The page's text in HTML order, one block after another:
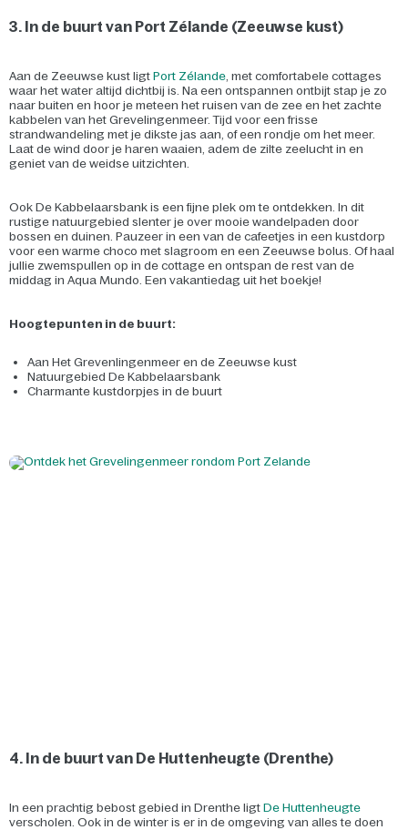
3. In de buurt van Port Zélande (Zeeuwse kust)
Aan de Zeeuwse kust ligt Port Zélande, met comfortabele cottages
waar het water altijd dichtbij is. Na een ontspannen ontbijt stap je zo
naar buiten en hoor je meteen het ruisen van de zee en het zachte
kabbelen van het Grevelingenmeer. Tijd voor een frisse
strandwandeling met je dikste jas aan, of een rondje om het meer.
Laat de wind door je haren waaien, adem de zilte zeelucht in en
geniet van de weidse uitzichten.
Ook De Kabbelaarsbank is een fijne plek om te ontdekken. In dit
rustige natuurgebied slenter je over mooie wandelpaden door
bossen en duinen. Pauzeer in een van de cafeetjes in een kustdorp
voor een warme choco met slagroom en een Zeeuwse bolus. Of haal
jullie zwemspullen op in de cottage en ontspan de rest van de
middag in Aqua Mundo. Een vakantiedag uit het boekje!
Hoogtepunten in de buurt:
Aan Het Grevenlingenmeer en de Zeeuwse kust
Natuurgebied De Kabbelaarsbank
Charmante kustdorpjes in de buurt
4. In de buurt van De Huttenheugte (Drenthe)
In een prachtig bebost gebied in Drenthe ligt De Huttenheugte
verscholen. Ook in de winter is er in de omgeving van alles te doen